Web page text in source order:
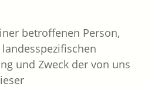
betroffenen Person,
und Zweck der von uns